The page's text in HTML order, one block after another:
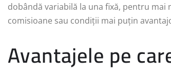
dobândă variabilă la una fixă, pentru
comisioane sau condiții mai puțin
Avantajele pe